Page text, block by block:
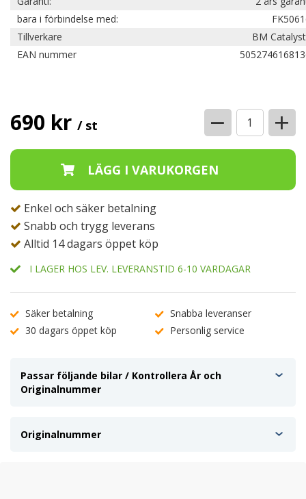
bara i förbindelse med:
Tillverkare
BM
EAN nummer
690 kr / st − +
Enkel och säker betalning
Snabb och trygg leverans
Alltid 14 dagars öppet köp
I LAGER HOS LEV. LEVERANSTID 6-10 VARDAGAR
Säker betalning
Snabba leveranser
30 dagars öppet köp
Personlig service
Passar följande bilar / Kontrollera År och
Originalnummer
Originalnummer